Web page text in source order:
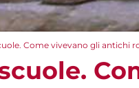
Come vivevano gli antichi